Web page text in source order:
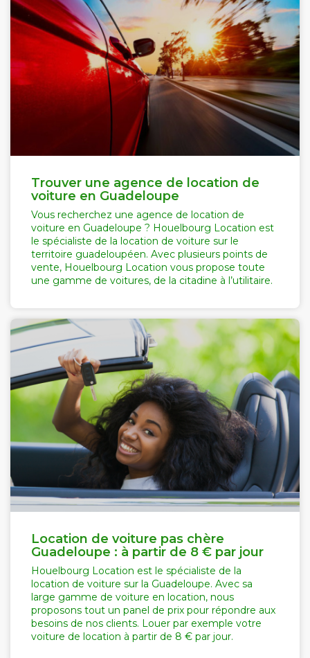
Trouver une agence de location de
voiture en Guadeloupe
Vous recherchez une agence de location de
voiture en Guadeloupe ? Houelbourg Location est
le spécialiste de la location de voiture sur le
territoire guadeloupéen. Avec plusieurs points de
vente, Houelbourg Location vous propose toute
une gamme de voitures, de la citadine à l’utilitaire.
Location de voiture pas chère
Guadeloupe : à partir de 8 € par jour
Houelbourg Location est le spécialiste de la
location de voiture sur la Guadeloupe. Avec sa
large gamme de voiture en location, nous
proposons tout un panel de prix pour répondre aux
besoins de nos clients. Louer par exemple votre
voiture de location à partir de 8 € par jour.